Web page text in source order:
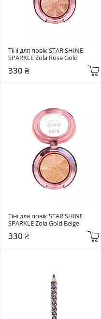
Тіні для повік STAR SHINE
SPARKLE Zola Rose Gold
330 ₴
Тіні для повік STAR SHINE
SPARKLE Zola Gold Beige
330 ₴